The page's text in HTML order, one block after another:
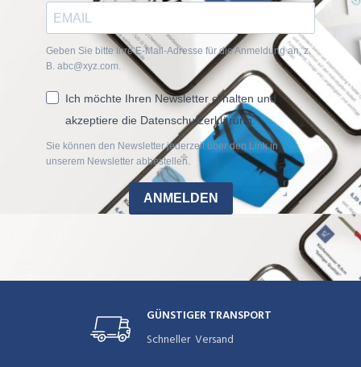
Geben Sie bitte Ihre E-Mail-Adresse für die Anmeldung an, z.
B. abc@xyz.com.
Ich möchte Ihren Newsletter erhalten und
akzeptiere die Datenschutzerklärung.
Sie können den Newsletter jederzeit über den Link in
unserem Newsletter abbestellen.
ANMELDEN
GÜNSTIGER TRANSPORT
Schneller Versand